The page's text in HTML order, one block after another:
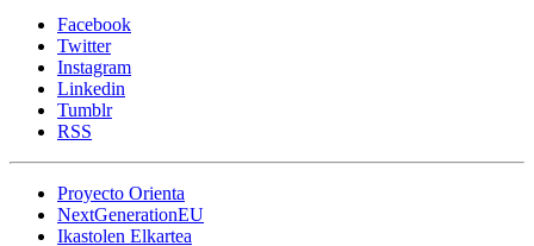
Facebook
Twitter
Instagram
Linkedin
Tumblr
RSS
Proyecto Orienta
NextGenerationEU
Ikastolen Elkartea